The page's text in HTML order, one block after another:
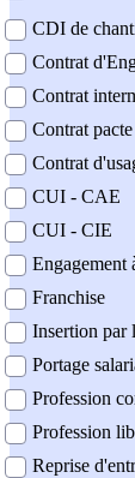
CDI de
Contrat
Contrat
Contrat pacte
Contrat
CUI - CAE
CUI - CIE
Engagement
Franchise
Insertion par
Portage
Profession
Profession
Reprise